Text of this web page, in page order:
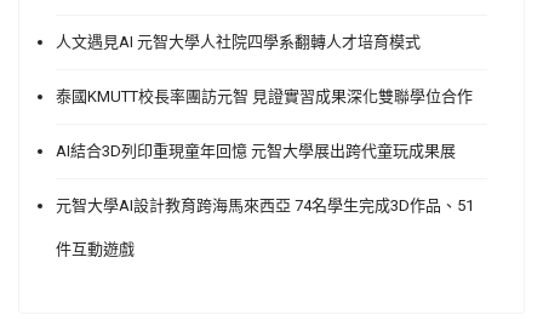
人文遇見AI 元智大學人社院四學系翻轉人才培育模式
泰國KMUTT校長率團訪元智 見證實習成果深化雙聯學位合作
AI結合3D列印重現童年回憶 元智大學展出跨代童玩成果展
元智大學AI設計教育跨海馬來西亞 74名學生完成3D作品、51
件互動遊戲